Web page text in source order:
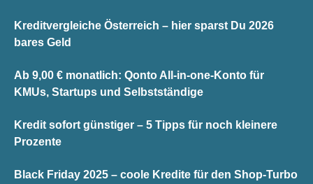
Kreditvergleiche Österreich – hier sparst Du 2026
bares Geld
Ab 9,00 € monatlich: Qonto All-in-one-Konto für
KMUs, Startups und Selbstständige
Kredit sofort günstiger – 5 Tipps für noch kleinere
Prozente
Black Friday 2025 – coole Kredite für den Shop-Turbo